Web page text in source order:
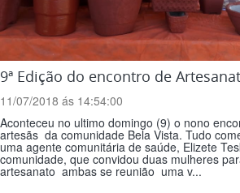
9ª Edição do encontro de
11/07/2018 ás 14:54:00
Aconteceu no ultimo domingo (9) o nono
artesãs da comunidade Bela Vista. Tudo
uma agente comunitária de saúde, Elizete
comunidade, que convidou duas mulheres
artesanato ambas se reunião uma v...